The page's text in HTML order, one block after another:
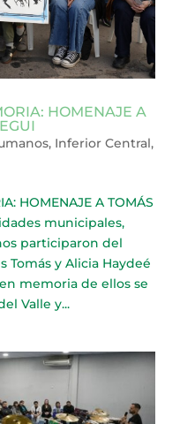
HOMENAJE A
, Inferior Central,
HOMENAJE A TOMÁS
municipales,
participaron del
Tomás y Alicia Haydeé
memoria de ellos se
Valle y...